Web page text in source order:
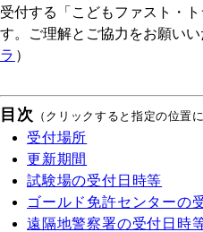
受付する「こどもファスト・
す。ご理解とご協力をお願い
ラ ）
目次 （クリックすると指定の位置
受付場所
更新期間
試験場の受付日時等
ゴールド免許センターの
遠隔地警察署の受付日時